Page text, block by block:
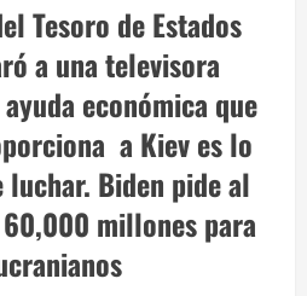
Tesoro de Estados
a una televisora
económica que
a Kiev es lo
Biden pide al
millones para